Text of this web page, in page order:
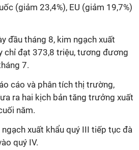
(giảm 23,4%), EU (giảm 19,7%)
đầu tháng 8, kim ngạch xuất
chỉ đạt 373,8 triệu, tương đương
7.
cáo và phân tích thị trường,
ra hai kịch bản tăng trưởng xuất
năm.
xuất khẩu quý III tiếp tục đà
quý IV.